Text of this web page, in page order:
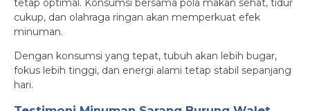
tetap optimal. Konsumsi bersama pola makan sehat, tidur
cukup, dan olahraga ringan akan memperkuat efek
minuman.
Dengan konsumsi yang tepat, tubuh akan lebih bugar,
fokus lebih tinggi, dan energi alami tetap stabil sepanjang
hari.